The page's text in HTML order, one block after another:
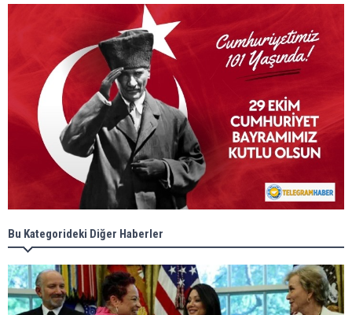
Bu Kategorideki Diğer Haberler